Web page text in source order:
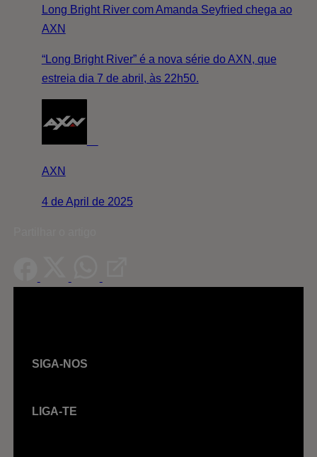
Long Bright River com Amanda Seyfried chega ao
AXN
“Long Bright River” é a nova série do AXN, que
estreia dia 7 de abril, às 22h50.
AXN
4 de April de 2025
SIGA-NOS
LIGA-TE